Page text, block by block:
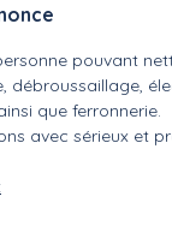
pouvant
débroussaillage,
que ferronnerie.
avec sérieux et